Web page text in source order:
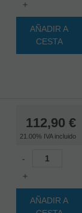
+
AÑADIR A
CESTA
112,90 €
21.00% IVA incluido
-
+
AÑADIR A